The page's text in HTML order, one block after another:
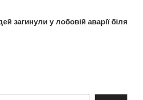
загинули у лобовій аварії біля